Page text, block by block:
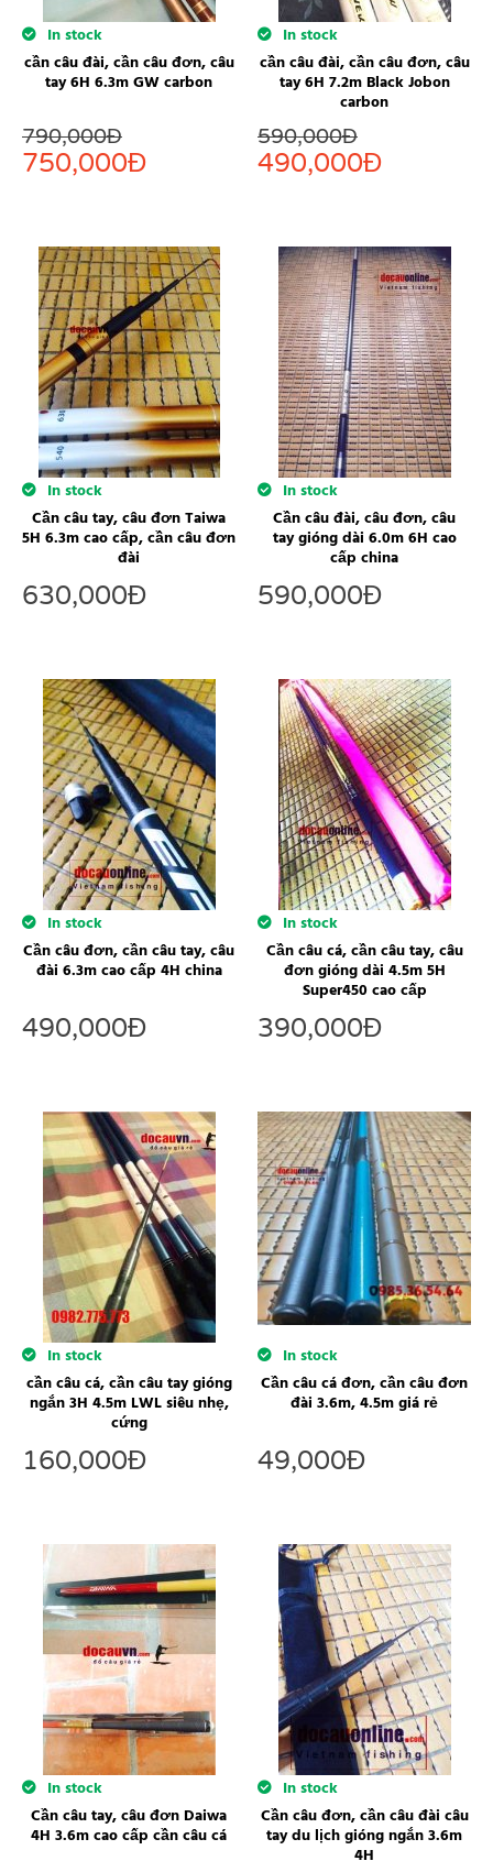
In stock
cần câu đài, cần câu đơn, câu
tay 6H 6.3m GW carbon
790,000Đ
750,000Đ
In stock
cần câu đài, cần câu đơn, câu
tay 6H 7.2m Black Jobon
carbon
590,000Đ
490,000Đ
In stock
Cần câu tay, câu đơn Taiwa
5H 6.3m cao cấp, cần câu đơn
đài
630,000Đ
In stock
Cần câu đài, câu đơn, câu
tay gióng dài 6.0m 6H cao
cấp china
590,000Đ
In stock
Cần câu đơn, cần câu tay, câu
đài 6.3m cao cấp 4H china
490,000Đ
In stock
Cần câu cá, cần câu tay, câu
đơn gióng dài 4.5m 5H
Super450 cao cấp
390,000Đ
In stock
cần câu cá, cần câu tay gióng
ngắn 3H 4.5m LWL siêu nhẹ,
cứng
160,000Đ
In stock
Cần câu cá đơn, cần câu đơn
đài 3.6m, 4.5m giá rẻ
49,000Đ
In stock
Cần câu tay, câu đơn Daiwa
4H 3.6m cao cấp cần câu cá
In stock
Cần câu đơn, cần câu đài câu
tay du lịch gióng ngắn 3.6m
4H